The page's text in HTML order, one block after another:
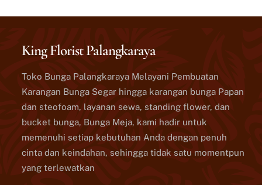
King Florist Palangkaraya
Toko Bunga Palangkaraya Melayani Pembuatan
Karangan Bunga Segar hingga karangan bunga Papan
dan steofoam, layanan sewa, standing flower, dan
bucket bunga, Bunga Meja, kami hadir untuk
memenuhi setiap kebutuhan Anda dengan penuh
cinta dan keindahan, sehingga tidak satu momentpun
yang terlewatkan